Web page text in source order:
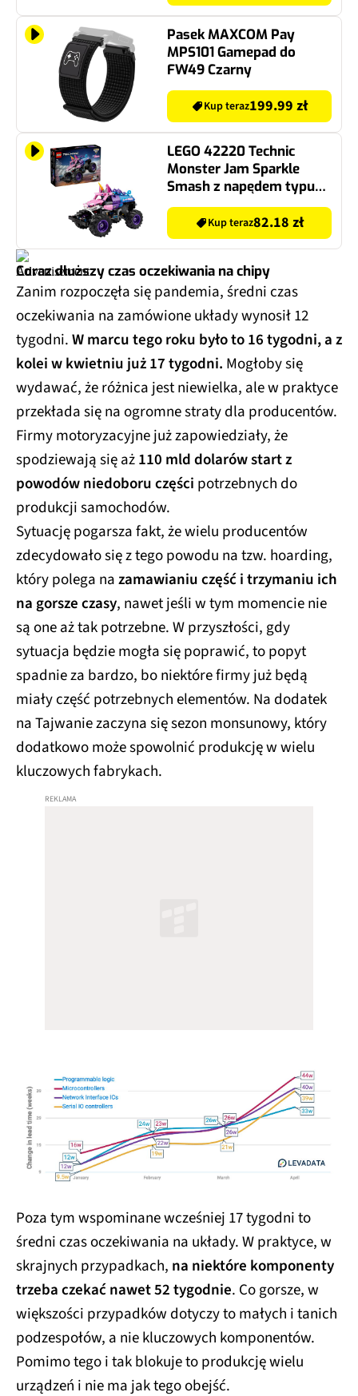
Pasek MAXCOM Pay
MPS101 Gamepad do
FW49 Czarny
Kup teraz199.99 zł
LEGO 42220 Technic
Monster Jam Sparkle
Smash z napędem typu
pull-back
Kup teraz82.18 zł
Coraz dłuższy czas oczekiwania na chipy
Zanim rozpoczęła się pandemia, średni czas
oczekiwania na zamówione układy wynosił 12
tygodni.W marcu tego roku było to 16 tygodni, a z
kolei w kwietniu już 17 tygodni. Mogłoby się
wydawać, że różnica jest niewielka, ale w praktyce
przekłada się na ogromne straty dla producentów.
Firmy motoryzacyjne już zapowiedziały, że
spodziewają się aż110 mld dolarów start z
powodów niedoboru części potrzebnych do
produkcji samochodów.
Sytuację pogarsza fakt, że wielu producentów
zdecydowało się z tego powodu na tzw. hoarding,
który polega nazamawianiu część i trzymaniu ich
na gorsze czasy, nawet jeśli w tym momencie nie
są one aż tak potrzebne. W przyszłości, gdy
sytuacja będzie mogła się poprawić, to popyt
spadnie za bardzo, bo niektóre firmy już będą
miały część potrzebnych elementów. Na dodatek
na Tajwanie zaczyna się sezon monsunowy, który
dodatkowo może spowolnić produkcję w wielu
kluczowych fabrykach.
Poza tym wspominane wcześniej 17 tygodni to
średni czas oczekiwania na układy. W praktyce, w
skrajnych przypadkach, na niektóre komponenty
trzeba czekać nawet 52 tygodnie. Co gorsze, w
większości przypadków dotyczy to małych i tanich
podzespołów, a nie kluczowych komponentów.
Pomimo tego i tak blokuje to produkcję wielu
urządzeń i nie ma jak tego obejść.